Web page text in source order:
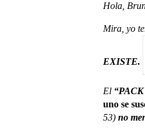
Hola,
Mira, yo
EXISTE.
El
uno se
53) no